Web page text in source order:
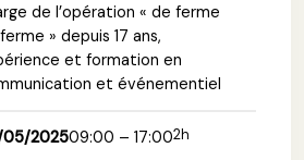
de l’opération « de ferme
» depuis 17 ans,
et formation en
et événementiel
202509:00 – 17:002h